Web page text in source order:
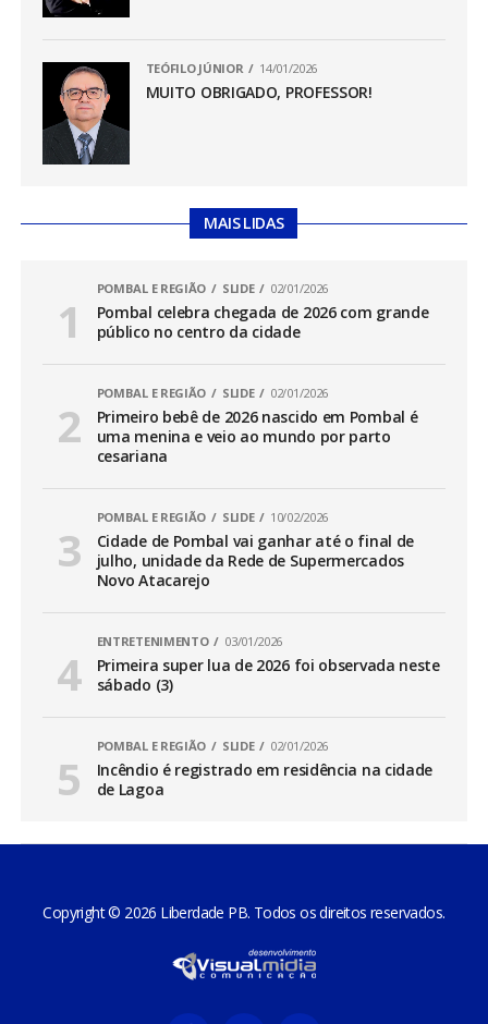
TEÓFILO JÚNIOR 14/01/2026
MUITO OBRIGADO, PROFESSOR!
MAIS LIDAS
POMBAL E REGIÃO SLIDE 02/01/2026
Pombal celebra chegada de 2026 com grande
público no centro da cidade
POMBAL E REGIÃO SLIDE 02/01/2026
Primeiro bebê de 2026 nascido em Pombal é
uma menina e veio ao mundo por parto
cesariana
POMBAL E REGIÃO SLIDE 10/02/2026
Cidade de Pombal vai ganhar até o final de
julho, unidade da Rede de Supermercados
Novo Atacarejo
ENTRETENIMENTO 03/01/2026
Primeira super lua de 2026 foi observada neste
sábado (3)
POMBAL E REGIÃO SLIDE 02/01/2026
Incêndio é registrado em residência na cidade
de Lagoa
Copyright © 2026 Liberdade PB. Todos os direitos reservados.